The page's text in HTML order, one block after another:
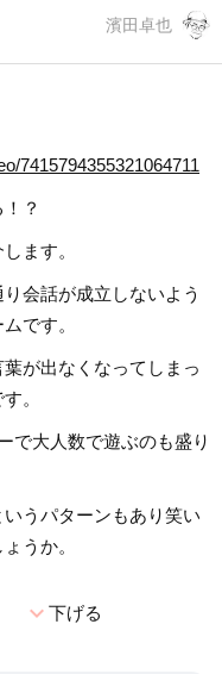
濱田卓也
7415794355321064711
？
ます。
会話が成立しないよう
です。
が出なくなってしまっ
。
で大人数で遊ぶのも盛り
うパターンもあり笑い
うか。
expand_more下げる